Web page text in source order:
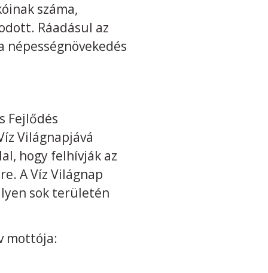
száma,
Ráadásul az
Fejlődés
Világnapjává
hogy felhívják az
A Víz Világnap
sok területén
mottója: